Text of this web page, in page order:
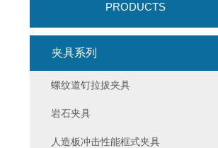
PRODUCTS
夹具系列
螺纹道钉拉拔夹具
岩石夹具
人造板冲击性能框式夹具